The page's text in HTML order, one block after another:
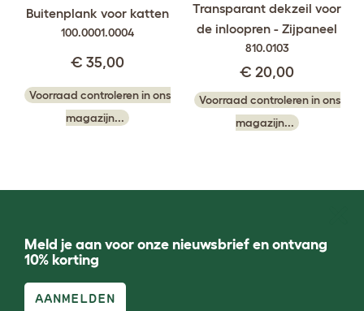
Buitenplank voor katten
100.0001.0004
€ 35,00
Voorraad controleren in ons
magazijn...
Transparant dekzeil voor
de inloopren - Zijpaneel
810.0103
€ 20,00
Voorraad controleren in ons
magazijn...
Meld je aan voor onze nieuwsbrief en ontvang
10% korting
AANMELDEN